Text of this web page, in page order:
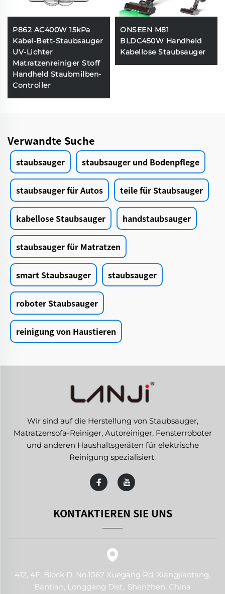
P862 AC400W 15kPa
Kabel-Bett-Staubsauger
UV-Lichter
Matratzenreiniger Stoff
Handheld Staubmilben-
Controller
ONSEEN M81
BLDC450W Handheld
Kabellose Staubsauger
Verwandte Suche
staubsauger staubsauger und Bodenpflege
staubsauger für Autos teile für Staubsauger
kabellose Staubsauger handstaubsauger
staubsauger für Matratzen
smart Staubsauger staubsauger
roboter Staubsauger
reinigung von Haustieren
Wir sind auf die Herstellung von Staubsauger,
Matratzensofa-Reiniger, Autoreiniger, Fensterroboter
und anderen Haushaltsgeräten für elektrische
Reinigung spezialisiert.
KONTAKTIEREN SIE UNS
412, 4F, Block D, No.1067 Xuegang Rd, Xiangjiaotang,
Bantian, Longgang Dist., Shenzhen, China